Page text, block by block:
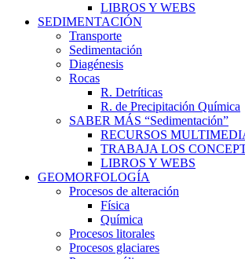
LIBROS Y WEBS
SEDIMENTACIÓN
Transporte
Sedimentación
Diagénesis
Rocas
R. Detríticas
R. de Precipitación Química
SABER MÁS “Sedimentación”
RECURSOS
TRABAJA LOS
LIBROS Y WEBS
GEOMORFOLOGÍA
Procesos de alteración
Física
Química
Procesos litorales
Procesos glaciares